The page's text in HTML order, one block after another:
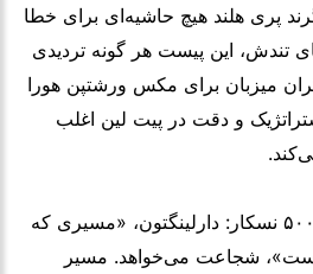
پری هلند هیچ حاشیه‌ای برای خطا
تندش، این پیست هر گونه تردیدی
میزبان برای مکس ورشتپن هورا
و دقت در پیت لین اغلب
پیست مسابقه‌ی ساوترن ۵۰۰ نسکار: دارلینگتون، «مسیری که
شجاعت می‌خواهد. مسیر